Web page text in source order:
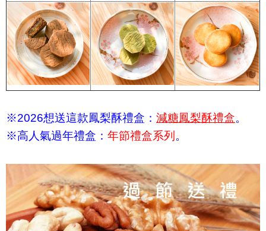
※2026想送這款鳳梨酥禮盒： 減糖鳳梨酥禮盒。
※高人氣過年禮盒： 年節禮盒系列 。